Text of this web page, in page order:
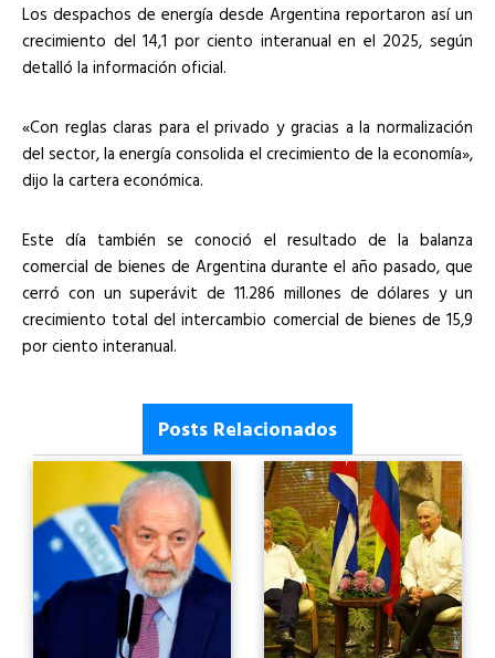
Los despachos de energía desde Argentina reportaron así un
crecimiento del 14,1 por ciento interanual en el 2025, según
detalló la información oficial.
«Con reglas claras para el privado y gracias a la normalización
del sector, la energía consolida el crecimiento de la economía»,
dijo la cartera económica.
Este día también se conoció el resultado de la balanza
comercial de bienes de Argentina durante el año pasado, que
cerró con un superávit de 11.286 millones de dólares y un
crecimiento total del intercambio comercial de bienes de 15,9
por ciento interanual.
Posts Relacionados